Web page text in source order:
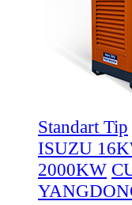
Standart Tip
ISUZU
2000KW